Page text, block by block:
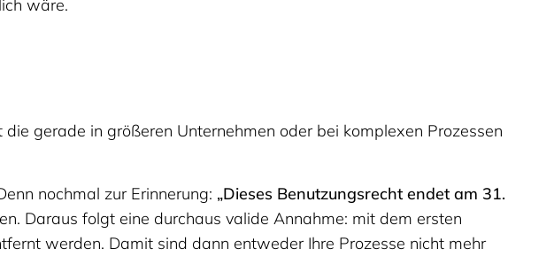
wäre.
gerade in größeren Unternehmen oder bei komplexen Prozessen
nochmal zur Erinnerung: „Dieses Benutzungsrecht endet am 31.
Daraus folgt eine durchaus valide Annahme: mit dem ersten
werden. Damit sind dann entweder Ihre Prozesse nicht mehr